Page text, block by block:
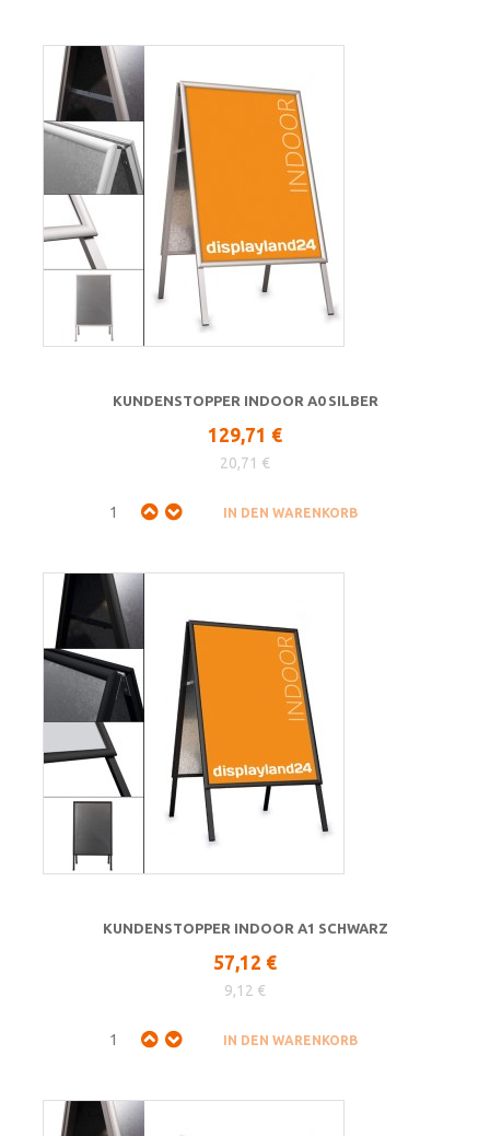
KUNDENSTOPPER INDOOR A0 SILBER
129,71 €
20,71 €
KUNDENSTOPPER INDOOR A1 SCHWARZ
57,12 €
9,12 €